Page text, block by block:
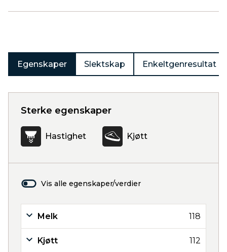
Egenskaper Slektskap Enkeltgenresultat
Sterke egenskaper
Hastighet Kjøtt
Vis alle egenskaper/verdier
Melk 118
Kjøtt 112